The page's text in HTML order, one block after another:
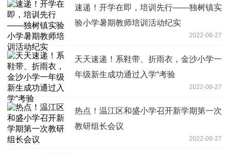
速递！开学在即，培训先行——独树镇实
验小学暑期教师培训活动纪实
2022-08-27
天天速递！系鞋带、折雨衣，金沙小学一
年级新生成功通过入学“考验
2022-08-27
热点！温江区和盛小学召开新学期第一次
教研组长会议
2022-08-27